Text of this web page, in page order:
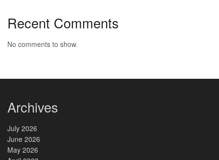
Recent Comments
No comments to show.
Archives
July 2026
June 2026
May 2026